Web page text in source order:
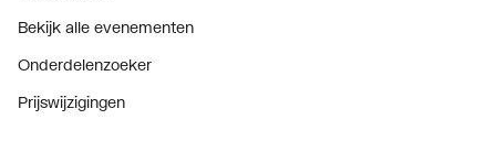
Bekijk alle evenementen
Onderdelenzoeker
Prijswijzigingen